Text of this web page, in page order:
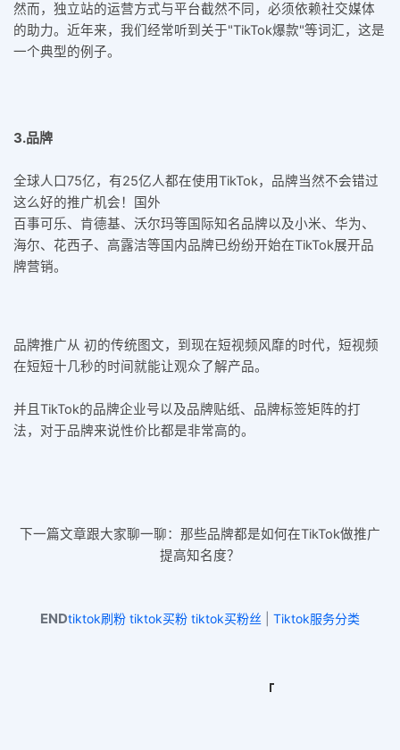
然而，独立站的运营方式与平台截然不同，必须依赖社交媒体
的助力。近年来，我们经常听到关于"TikTok爆款"等词汇，这是
一个典型的例子。
3.品牌
全球人口75亿，有25亿人都在使用TikTok，品牌当然不会错过
这么好的推广机会！国外
百事可乐、肯德基、沃尔玛等国际知名品牌以及小米、华为、
海尔、花西子、高露洁等国内品牌已纷纷开始在TikTok展开品
牌营销。
品牌推广从 初的传统图文，到现在短视频风靡的时代，短视频
在短短十几秒的时间就能让观众了解产品。
并且TikTok的品牌企业号以及品牌贴纸、品牌标签矩阵的打
法，对于品牌来说性价比都是非常高的。
下一篇文章跟大家聊一聊：那些品牌都是如何在TikTok做推广
提高知名度？
ENDtiktok刷粉 tiktok买粉 tiktok买粉丝 Tiktok服务分类